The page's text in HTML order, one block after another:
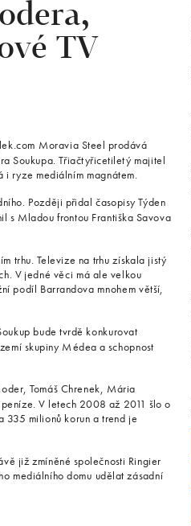
TV
Moravia Steel prodává
Soukupa. Třiačtyřicetiletý majitel
i ryze mediálním magnátem.
Později přidal časopisy Týden
s Mladou frontou Františka Savova
trhu. Televize na trhu získala jistý
V jedné věci má ale velkou
podíl Barrandova mnohem větší,
bude tvrdě konkurovat
skupiny Médea a schopnost
Tomáš Chrenek, Mária
V letech 2008 až 2011 šlo o
335 milionů korun a trend je
již zmíněné společnosti Ringier
mediálního domu udělat zásadní